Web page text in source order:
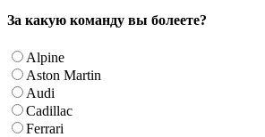
За какую команду вы болеете?
Alpine
Aston Martin
Audi
Cadillac
Ferrari